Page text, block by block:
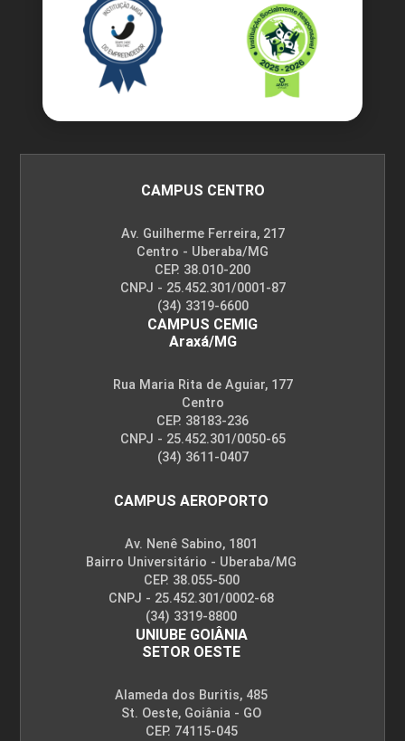
CAMPUS CENTRO
Av. Guilherme Ferreira, 217
Centro - Uberaba/MG
CEP. 38.010-200
CNPJ - 25.452.301/0001-87
(34) 3319-6600
CAMPUS CEMIG
Araxá/MG
Rua Maria Rita de Aguiar, 177
Centro
CEP. 38183-236
CNPJ - 25.452.301/0050-65
(34) 3611-0407
CAMPUS AEROPORTO
Av. Nenê Sabino, 1801
Bairro Universitário - Uberaba/MG
CEP. 38.055-500
CNPJ - 25.452.301/0002-68
(34) 3319-8800
UNIUBE GOIÂNIA
SETOR OESTE
Alameda dos Buritis, 485
St. Oeste, Goiânia - GO
CEP. 74115-045